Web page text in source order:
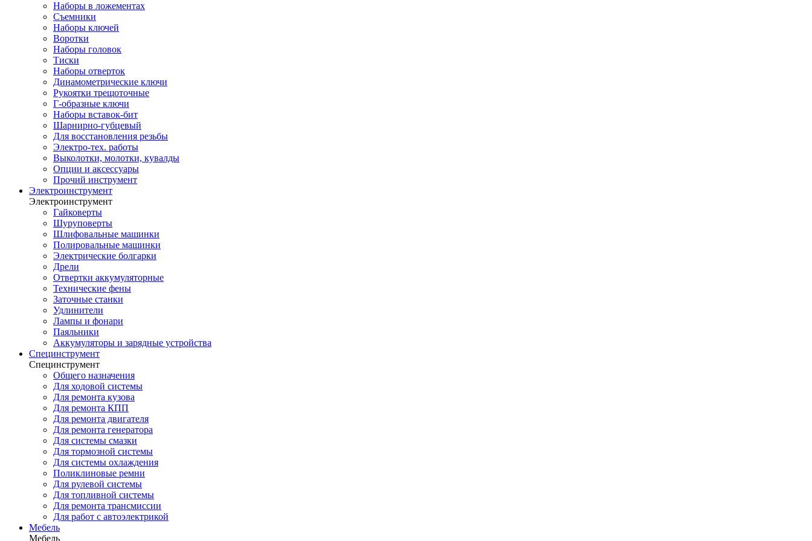
Наборы в ложементах
Съемники
Наборы ключей
Воротки
Наборы головок
Тиски
Наборы отверток
Динамометрические ключи
Рукоятки трещоточные
Г-образные ключи
Наборы вставок-бит
Шарнирно-губцевый
Для восстановления резьбы
Электро-тех. работы
Выколотки, молотки, кувалды
Опции и аксессуары
Прочий инструмент
Электроинструмент
Электроинструмент
Гайковерты
Шуруповерты
Шлифовальные машинки
Полировальные машинки
Электрические болгарки
Дрели
Отвертки аккумуляторные
Технические фены
Заточные станки
Удлинители
Лампы и фонари
Паяльники
Аккумуляторы и зарядные устройства
Специнструмент
Специнструмент
Общего назначения
Для ходовой системы
Для ремонта кузова
Для ремонта КПП
Для ремонта двигателя
Для ремонта генератора
Для системы смазки
Для тормозной системы
Для системы охлаждения
Поликлиновые ремни
Для рулевой системы
Для топливной системы
Для ремонта трансмиссии
Для работ с автоэлектрикой
Мебель
Мебель